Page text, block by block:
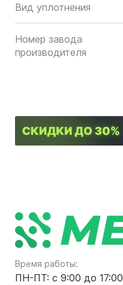
Вид уплотнения
Номер завода
производителя
Время работы:
ПН-ПТ: с 9:00 до 17:00